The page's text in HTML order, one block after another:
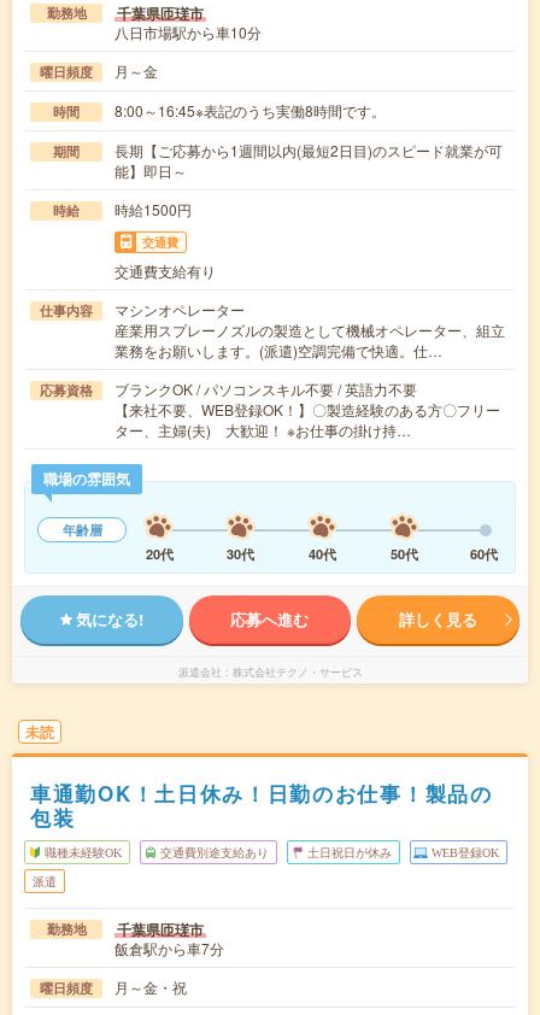
勤務地 千葉県匝瑳市
八日市場駅から車10分
曜日頻度 月～金
時間 8:00～16:45※表記のうち実働8時間です。
期間
長期【ご応募から1週間以内(最短2日目)のスピード就業が可
能】即日～
時給 時給1500円
交通費
交通費支給有り
仕事内容
マシンオペレーター
産業用スプレーノズルの製造として機械オペレーター、組立
業務をお願いします。(派遣)空調完備で快適。仕…
応募資格
ブランクOK / パソコンスキル不要 / 英語力不要
【来社不要、WEB登録OK！】〇製造経験のある方〇フリー
ター、主婦(夫) 大歓迎！ ※お仕事の掛け持…
職場の雰囲気
年齢層
20代
30代 40代 50代 60代
気になる! 応募へ進む 詳しく見る
派遣会社 株式会社テクノ・サービス
未読
車通勤OK！土日休み！日勤のお仕事！製品の
包装
職種未経験OK 交通費別途支給あり 土日祝日が休み WEB登録OK
派遣
勤務地 千葉県匝瑳市
飯倉駅から車7分
曜日頻度 月～金・祝